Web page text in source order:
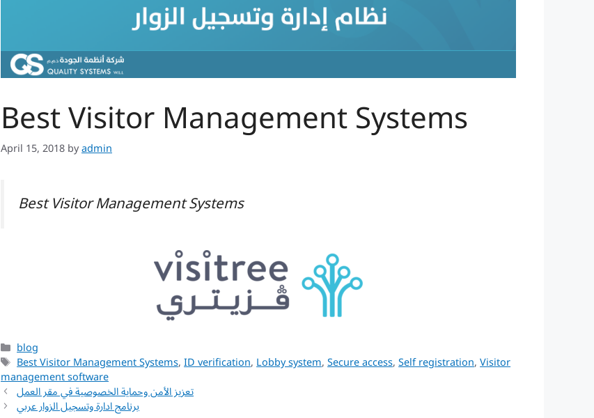
Best Visitor Management Systems
April 15, 2018byadmin
Best Visitor Management Systems
Categories
blog
Tags
Best Visitor Management Systems,ID verification,Lobby system,Secure access,Self registration,Visitor
management software
تعزيز الأمن وحماية الخصوصية في مقر العمل
برنامج ادارة وتسجيل الزوار عربي